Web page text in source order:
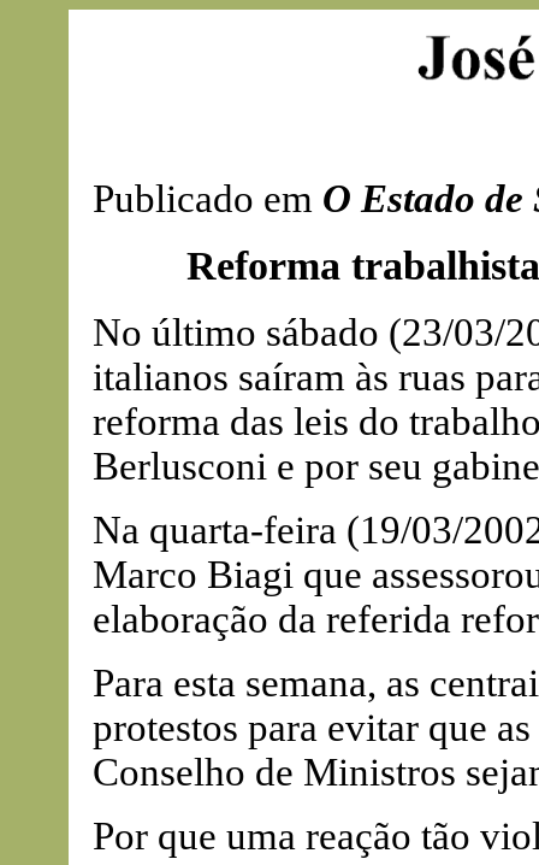
Publicado em O Estado de
Reforma
No último sábado (23/03/
italianos saíram às ruas
reforma das leis do
Berlusconi e por seu
Na quarta-feira (19/03/
Marco Biagi que
elaboração da referida
Para esta semana, as
protestos para evitar que
Conselho de Ministros
Por que uma reação tão